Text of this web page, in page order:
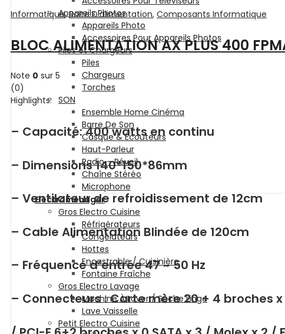
Appareils Photos
Appareils Photo
Accessoires Pour Appareils Photos
Piles et Chargeurs
Piles
Chargeurs
Torches
SON
Ensemble Home Cinéma
Barre De Son
Casque & Écouteurs
Haut-Parleur
Radio – Réveil
Chaîne Stéréo
Microphone
Electroménager
Gros Electro Cuisine
Réfrigérateurs
Congélateurs
Hottes
Encastrable / Cuisinière
Fontaine Fraîche
Gros Electro Lavage
Machine À Laver / Sèche Linge
Lave Vaisselle
Petit Electro Cuisine
Informatique,Boite D'alimentation, Composants Informatique
BLOC ALIMENTATION AX PLUS 400
Note 0 sur 5
(0)
Highlights:
– Capacité: 400 watts en continu
– Dimensions 140*150*86mm
– Ventilateur de refroidissement de 12cm
– Cable Alimentation Blindée de 120cm
– Fréquence d’entrée 47 ~ 50 Hz
– Connecteurs : Carte mère 20 + 4 broches x